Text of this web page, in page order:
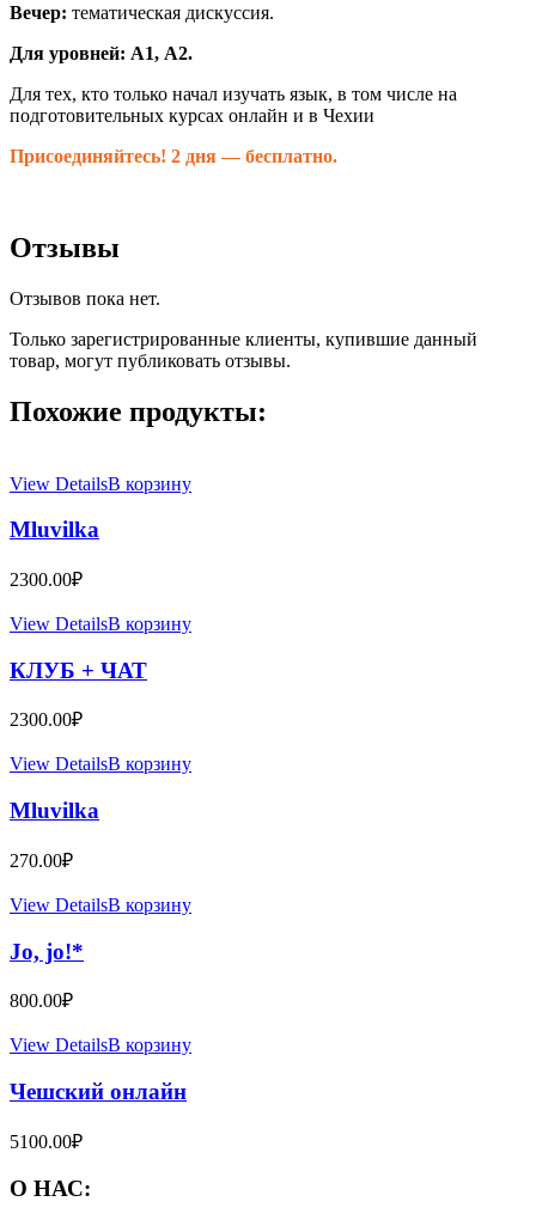
Вечер: тематическая дискуссия.
Для уровней: А1, А2.
Для тех, кто только начал изучать язык, в том числе на
подготовительных курсах онлайн и в Чехии
Присоединяйтесь! 2 дня — бесплатно.
Отзывы
Отзывов пока нет.
Только зарегистрированные клиенты, купившие данный
товар, могут публиковать отзывы.
Похожие продукты:
View DetailsВ корзину
Mluvilka
2300.00₽
View DetailsВ корзину
КЛУБ + ЧАТ
2300.00₽
View DetailsВ корзину
Mluvilka
270.00₽
View DetailsВ корзину
Jo, jo!*
800.00₽
View DetailsВ корзину
Чешский онлайн
5100.00₽
О НАС: